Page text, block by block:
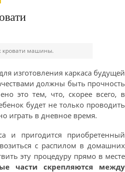
кровати машины.
изготовления каркаса будущей
должны быть прочность
это тем, что, скорее всего, в
будет не только проводить
играть в дневное время.
и пригодится приобретенный
с распилом в домашних
эту процедуру прямо в месте
части скрепляются между